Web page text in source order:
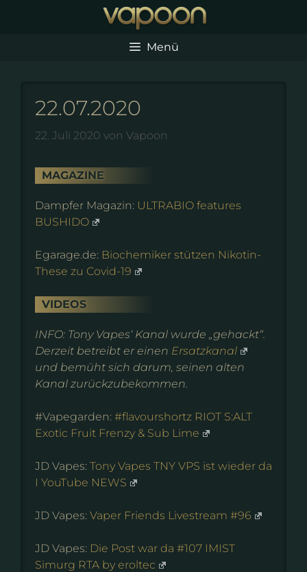
Menü
22.07.2020
22. Juli 2020 von Vapoon
MAGAZINE
Dampfer Magazin: ULTRABIO features
BUSHIDO
Egarage.de: Biochemiker stützen Nikotin-
These zu Covid-19
VIDEOS
INFO: Tony Vapes‘ Kanal wurde „gehackt“.
Derzeit betreibt er einen Ersatzkanal
und bemüht sich darum, seinen alten
Kanal zurückzubekommen.
#Vapegarden: #flavourshortz RIOT S:ALT
Exotic Fruit Frenzy & Sub Lime
JD Vapes: Tony Vapes TNY VPS ist wieder da
I YouTube NEWS
JD Vapes: Vaper Friends Livestream #96
JD Vapes: Die Post war da #107 IMIST
Simurg RTA by eroltec